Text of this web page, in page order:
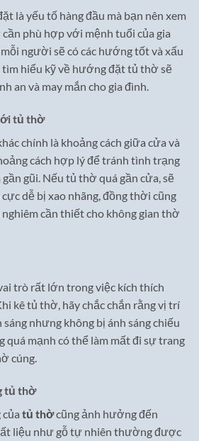
là yếu tố hàng đầu mà bạn nên xem
phù hợp với mệnh tuổi của gia
người sẽ có các hướng tốt và xấu
tìm hiểu kỹ về hướng đặt tủ thờ sẽ
an và may mắn cho gia đình.
tủ thờ
chính là khoảng cách giữa cửa và
cách hợp lý để tránh tình trạng
gũi. Nếu tủ thờ quá gần cửa, sẽ
dễ bị xao nhãng, đồng thời cũng
cần thiết cho không gian thờ
trò rất lớn trong việc kích thích
kê tủ thờ, hãy chắc chắn rằng vị trí
nhưng không bị ánh sáng chiếu
quá mạnh có thể làm mất đi sự trang
cúng.
tủ thờ
tủ thờcũng ảnh hưởng đến
liệu như gỗ tự nhiên thường được